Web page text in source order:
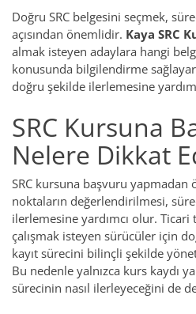
Doğru SRC belgesini seçmek,
açısından önemlidir. Kaya SRC
almak isteyen adaylara hangi
konusunda bilgilendirme
doğru şekilde ilerlemesine
SRC Kursuna
Nelere Dikkat
SRC kursuna başvuru yapmadan
noktaların değerlendirilmesi,
ilerlemesine yardımcı olur. Ticari
çalışmak isteyen sürücüler için
kayıt sürecini bilinçli şekilde
Bu nedenle yalnızca kurs kaydı
sürecinin nasıl ilerleyeceğini de